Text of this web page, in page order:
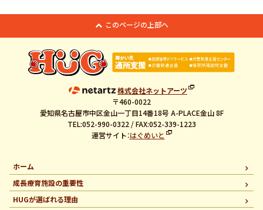
このページの上部へ
株式会社ネットアーツ
〒460-0022
愛知県名古屋市中区金山一丁目14番18号 A-PLACE金山 8F
TEL:052-990-0322 / FAX:052-339-1223
運営サイト：はぐめいと
ホーム
成長療育施設の重要性
HUGが選ばれる理由